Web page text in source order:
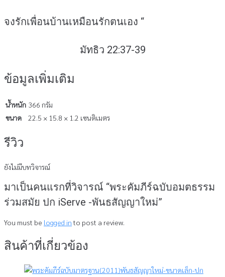
จงรักเพื่อนบ้านเหมือนรักตนเอง “
มัทธิว 22:37-39
ข้อมูลเพิ่มเติม
น้ำหนัก 366 กรัม
ขนาด
22.5 × 15.8 × 1.2 เซนติเมตร
รีวิว
ยังไม่มีบทวิจารณ์
มาเป็นคนแรกที่วิจารณ์ “พระคัมภีร์ฉบับอมตธรรม
ร่วมสมัย ปก iServe -พันธสัญญาใหม่”
You must be logged into post a review.
สินค้าที่เกี่ยวข้อง